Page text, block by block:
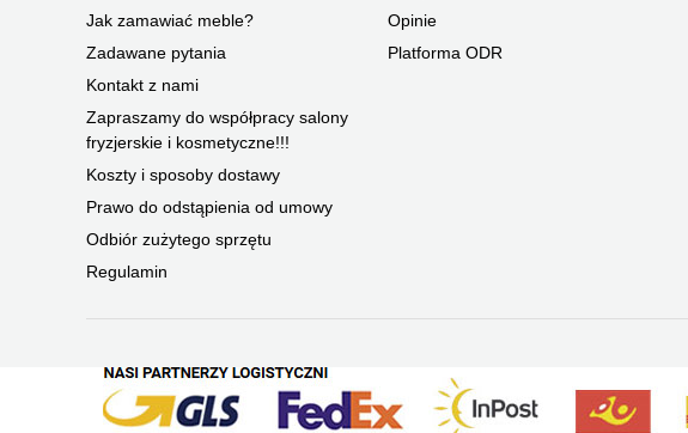
Jak zamawiać meble?
Zadawane pytania
Kontakt z nami
Zapraszamy do współpracy salony
fryzjerskie i kosmetyczne!!!
Koszty i sposoby dostawy
Prawo do odstąpienia od umowy
Odbiór zużytego sprzętu
Regulamin
Opinie
Platforma ODR